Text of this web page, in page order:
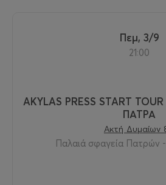
Πεμ, 3/9
21:00
AKYLAS PRESS START
ΠΑΤΡΑ
Ακτή Δυμαίων
Παλαιά σφαγεία Πατρών